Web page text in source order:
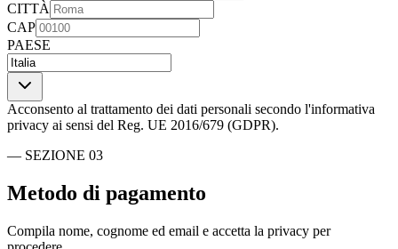
CITTÀ
CAP
PAESE
Acconsento al trattamento dei dati personali secondo l'informativa
privacy ai sensi del Reg. UE 2016/679 (GDPR).
— SEZIONE 03
Metodo di pagamento
Compila nome, cognome ed email e accetta la privacy per